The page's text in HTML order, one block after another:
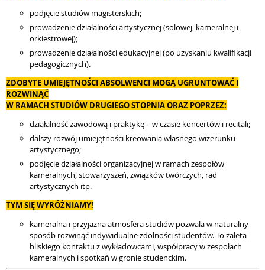
podjęcie studiów magisterskich;
prowadzenie działalności artystycznej (solowej, kameralnej i
orkiestrowej);
prowadzenie działalności edukacyjnej (po uzyskaniu kwalifikacji
pedagogicznych).
ZDOBYTE UMIEJĘTNOŚCI ABSOLWENCI MOGĄ UGRUNTOWAĆ I
ROZWINĄĆ
W RAMACH STUDIÓW DRUGIEGO STOPNIA ORAZ POPRZEZ:
działalność zawodową i praktykę – w czasie koncertów i recitali;
dalszy rozwój umiejętności kreowania własnego wizerunku
artystycznego;
podjęcie działalności organizacyjnej w ramach zespołów
kameralnych, stowarzyszeń, związków twórczych, rad
artystycznych itp.
TYM SIĘ WYRÓŻNIAMY!
kameralna i przyjazna atmosfera studiów pozwala w naturalny
sposób rozwinąć indywidualne zdolności studentów. To zaleta
bliskiego kontaktu z wykładowcami, współpracy w zespołach
kameralnych i spotkań w gronie studenckim.